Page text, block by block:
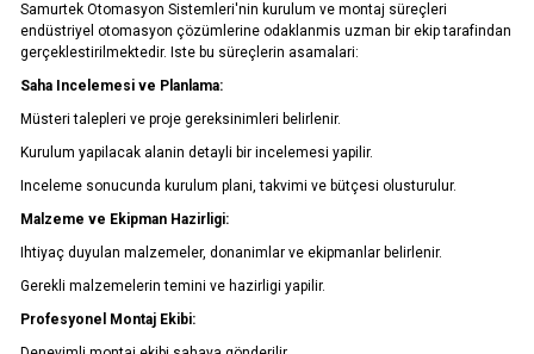
KVK
Kalite & Belgeler
0332 606 08 00
Multimedya
Kalite & Belgeler
İletişim
Samurtek Otomasyon Sistemleri'nin kurulum ve montaj süreçleri
endüstriyel otomasyon çözümlerine odaklanmis uzman bir ekip tarafindan
gerçeklestirilmektedir. Iste bu süreçlerin asamalari:
Saha Incelemesi ve Planlama:
Müsteri talepleri ve proje gereksinimleri belirlenir.
Kurulum yapilacak alanin detayli bir incelemesi yapilir.
Inceleme sonucunda kurulum plani, takvimi ve bütçesi olusturulur.
Malzeme ve Ekipman Hazirligi:
Ihtiyaç duyulan malzemeler, donanimlar ve ekipmanlar belirlenir.
Gerekli malzemelerin temini ve hazirligi yapilir.
Profesyonel Montaj Ekibi: